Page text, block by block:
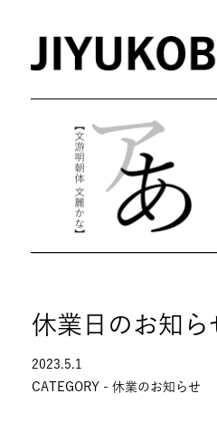
休業日のお知ら
2023.5.1
CATEGORY - 休業のお知らせ